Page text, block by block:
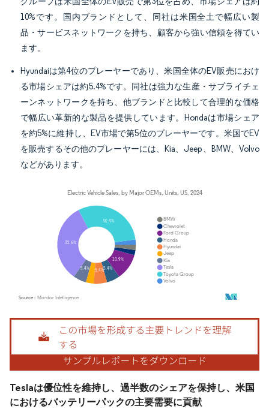
10%です。国内ブランドとして、同社は米国全土で幅広い製
品・サービスネットワークを持ち、顧客から強い信頼を得てい
ます。
Hyundaiは第4位のプレーヤーであり、米国全体のEV販売におけ
る市場シェアは約5.4%です。同社は強力な生産・サプライチェ
ーンネットワークを持ち、他ブランドと比較して合理的な価格
で幅広い革新的な製品を提供しています。Hondaは市場シェア
を約5%に維持し、EV市場で第5位のプレーヤーです。米国でEV
を販売するその他のプレーヤーには、Kia、Jeep、BMW、Volvo
などがあります。
画像 © Mordor Intelligence。再利用にはCC BY 4.0の表示が必要です。
Teslaは優位性を維持し、過半数のシェアを保持し、米国
におけるバッテリーパックの主要需要に貢献